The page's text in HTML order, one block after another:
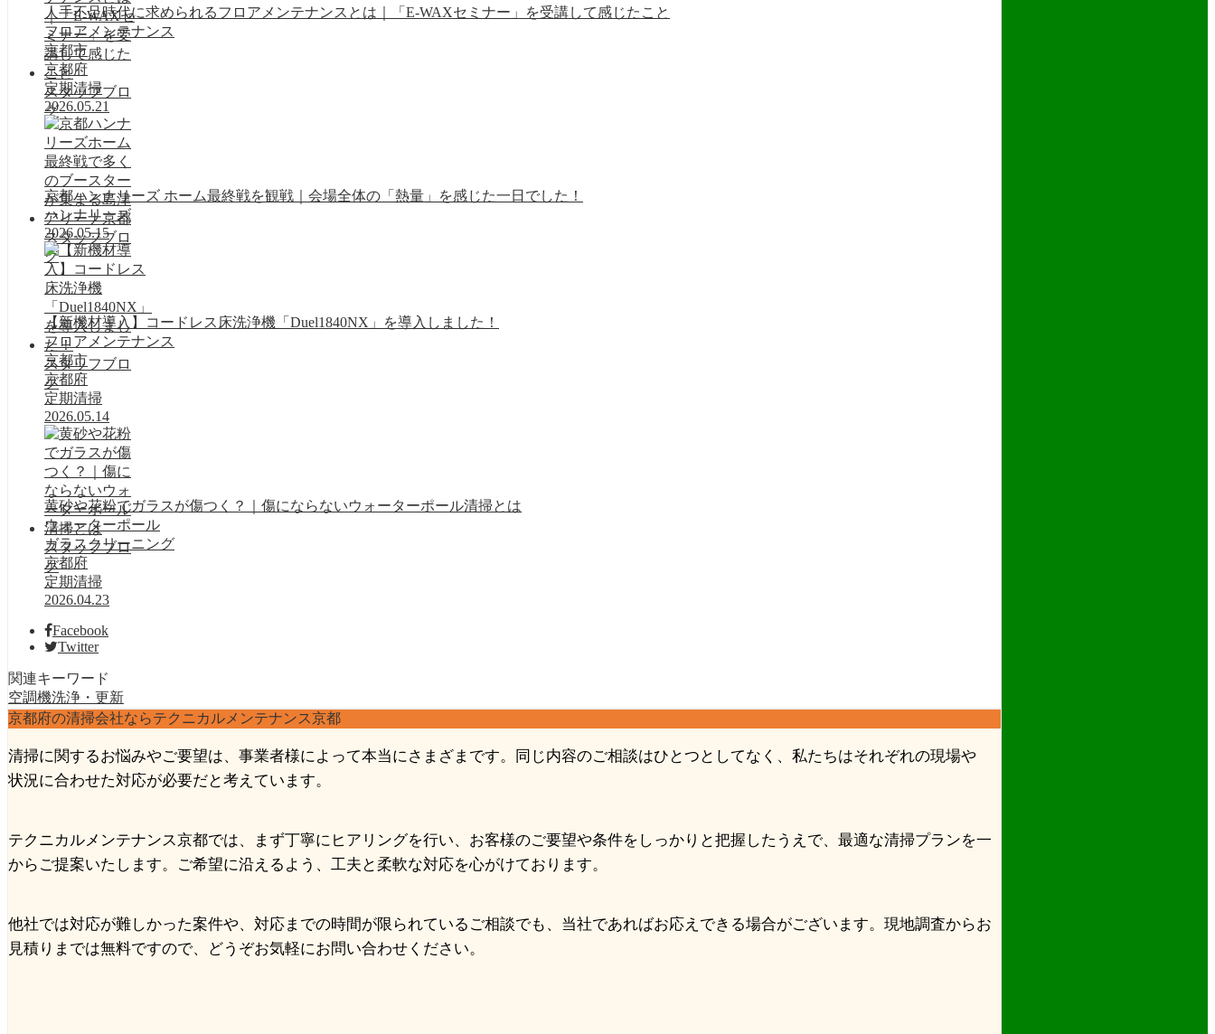
スタッフブロ
グ
人手不足時代に求められるフロアメンテナンスとは｜「E-WAXセミナー」を受講して感じたこと
フロアメンテナンス
京都市
京都府
定期清掃
2026.05.21
スタッフブロ
グ
京都ハンナリーズ ホーム最終戦を観戦｜会場全体の「熱量」を感じた一日でした！
ハンナリーズ
2026.05.15
スタッフブロ
グ
【新機材導入】コードレス床洗浄機「Duel1840NX」を導入しました！
フロアメンテナンス
京都市
京都府
定期清掃
2026.05.14
スタッフブロ
グ
黄砂や花粉でガラスが傷つく？｜傷にならないウォーターポール清掃とは
ウォーターポール
ガラスクリーニング
京都府
定期清掃
2026.04.23
Facebook
Twitter
関連キーワード
空調機洗浄・更新
京都府の清掃会社ならテクニカルメンテナンス京都
清掃に関するお悩みやご要望は、事業者様によって本当にさまざまです。同じ内容のご相談はひとつとしてなく、私たちはそれぞれの現場や
状況に合わせた対応が必要だと考えています。
テクニカルメンテナンス京都では、まず丁寧にヒアリングを行い、お客様のご要望や条件をしっかりと把握したうえで、最適な清掃プランを一
からご提案いたします。ご希望に沿えるよう、工夫と柔軟な対応を心がけております。
他社では対応が難しかった案件や、対応までの時間が限られているご相談でも、当社であればお応えできる場合がございます。現地調査からお
見積りまでは無料ですので、どうぞお気軽にお問い合わせください。